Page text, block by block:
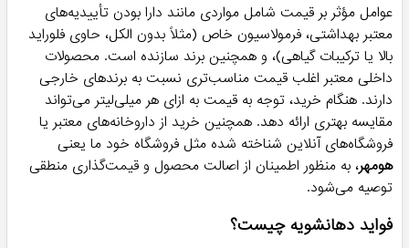
عوامل مؤثر بر قیمت شامل مواردی مانند دارا بودن تأییدیه‌های
معتبر بهداشتی، فرمولاسیون خاص (مثلاً بدون الکل، حاوی فلوراید
بالا یا ترکیبات گیاهی)، و همچنین برند سازنده است. محصولات
داخلی معتبر اغلب قیمت مناسب‌تری نسبت به برندهای خارجی
دارند. هنگام خرید، توجه به قیمت به ازای هر میلی‌لیتر می‌تواند
مقایسه بهتری ارائه دهد. همچنین خرید از داروخانه‌های معتبر یا
فروشگاه‌های آنلاین شناخته شده مثل فروشگاه خود ما یعنی
هومهر، به منظور اطمینان از اصالت محصول و قیمت‌گذاری منطقی
توصیه می‌شود.
فواید دهانشویه چیست؟